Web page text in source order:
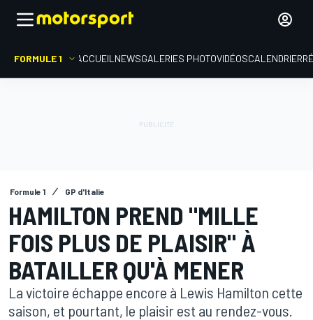
FORMULE 1 ACCUEIL NEWSGALERIES PHOTOVIDÉOSCALENDRIER
Formule 1 GP d'Italie
HAMILTON PREND "MILLE
FOIS PLUS DE PLAISIR" À
BATAILLER QU'À MENER
La victoire échappe encore à Lewis Hamilton cette
saison, et pourtant, le plaisir est au rendez-vous.